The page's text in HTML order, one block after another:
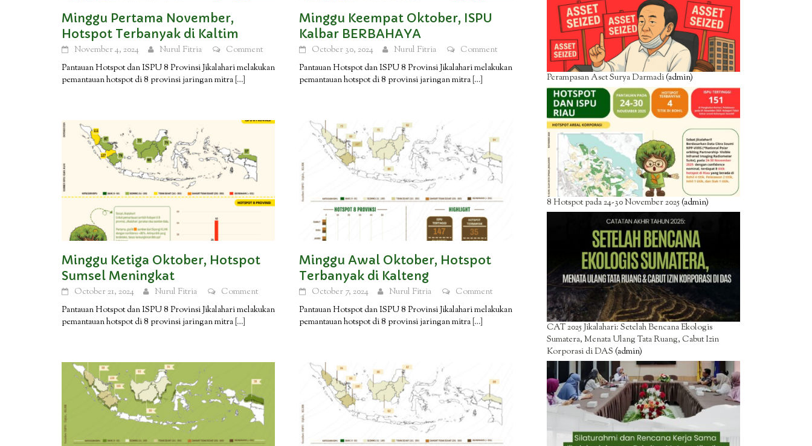
Minggu Pertama November,
Hotspot Terbanyak di Kaltim
November 4, 2024 Nurul Fitria
Comment
Pantauan Hotspot dan ISPU 8 Provinsi Jikalahari melakukan
pemantauan hotspot di 8 provinsi jaringan mitra […]
Minggu Keempat Oktober, ISPU
Kalbar BERBAHAYA
October 30, 2024 Nurul Fitria
Comment
Pantauan Hotspot dan ISPU 8 Provinsi Jikalahari melakukan
pemantauan hotspot di 8 provinsi jaringan mitra […]
Minggu Ketiga Oktober, Hotspot
Sumsel Meningkat
October 21, 2024 Nurul Fitria
Comment
Pantauan Hotspot dan ISPU 8 Provinsi Jikalahari melakukan
pemantauan hotspot di 8 provinsi jaringan mitra […]
Minggu Awal Oktober, Hotspot
Terbanyak di Kalteng
October 7, 2024 Nurul Fitria
Comment
Pantauan Hotspot dan ISPU 8 Provinsi Jikalahari melakukan
pemantauan hotspot di 8 provinsi jaringan mitra […]
Perampasan Aset Surya Darmadi(admin)
8 Hotspot pada 24-30 November 2025(admin)
CAT 2025 Jikalahari: Setelah Bencana Ekologis
Sumatera, Menata Ulang Tata Ruang, Cabut Izin
Korporasi di DAS (admin)